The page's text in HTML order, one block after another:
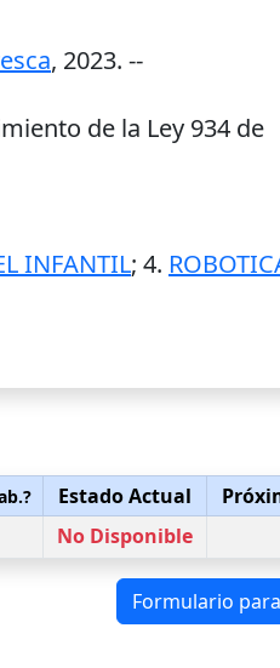
, 2023. --
de la Ley 934 de
INFANTIL; 4.
Estado Actual
No Disponible
Formulario